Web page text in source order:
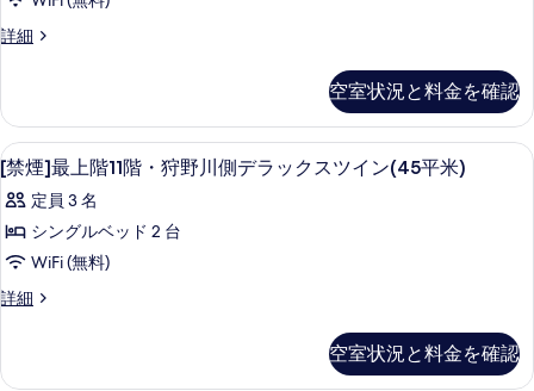
す
側
イ
ン
ル
ー
ム
(17
平
詳細
[禁
山
側
ツ
イ
ン
ル
ム
(17
平
詳
空室状況と料金を確認
[禁
煙]
最
上
11
狩
高級寝具、デスク、遮光カーテン、
1
[禁煙]最上階11階・狩野川側デラックスツイン(45平米)
定員 3 名
シングルベッド 2 台
WiFi (無料)
詳細
[禁
階
空室状況と料金を確認